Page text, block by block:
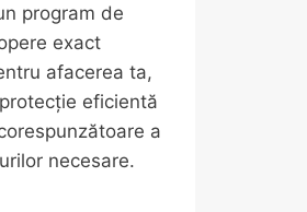
program de
exact
afacerea ta,
eficientă
a
necesare.